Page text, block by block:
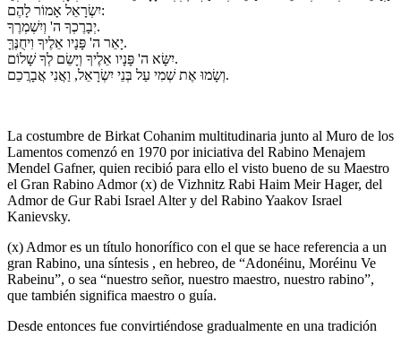
יִשְׂרָאֵל אָמוֹר לָהֶם:
יְבָרֶכְךָ ה' וְיִשְׁמְרֶךָ.
יָאֵר ה' פָּנָיו אֵלֶיךָ וִיחֻנֶּךָּ.
יִשָּׂא ה' פָּנָיו אֵלֶיךָ וְיָשֵׂם לְךָ שָׁלוֹם.
וְשָׂמוּ אֶת שְׁמִי עַל בְּנֵי יִשְׂרָאֵל, וַאֲנִי אֲבָרֲכֵם.
La costumbre de Birkat Cohanim multitudinaria junto al Muro de los
Lamentos comenzó en 1970 por iniciativa del Rabino Menajem
Mendel Gafner, quien recibió para ello el visto bueno de su Maestro
el Gran Rabino Admor (x) de Vizhnitz Rabi Haim Meir Hager, del
Admor de Gur Rabi Israel Alter y del Rabino Yaakov Israel
Kanievsky.
(x) Admor es un título honorífico con el que se hace referencia a un
gran Rabino, una síntesis , en hebreo, de “Adonéinu, Moréinu Ve
Rabeinu”, o sea “nuestro señor, nuestro maestro, nuestro rabino”,
que también significa maestro o guía.
Desde entonces fue convirtiéndose gradualmente en una tradición